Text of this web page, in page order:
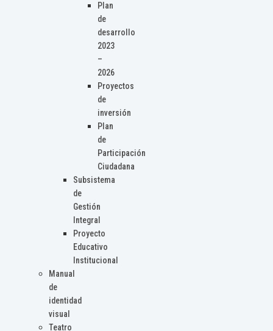
Plan
de
desarrollo
2023
–
2026
Proyectos
de
inversión
Plan
de
Participación
Ciudadana
Subsistema
de
Gestión
Integral
Proyecto
Educativo
Institucional
Manual
de
identidad
visual
Teatro